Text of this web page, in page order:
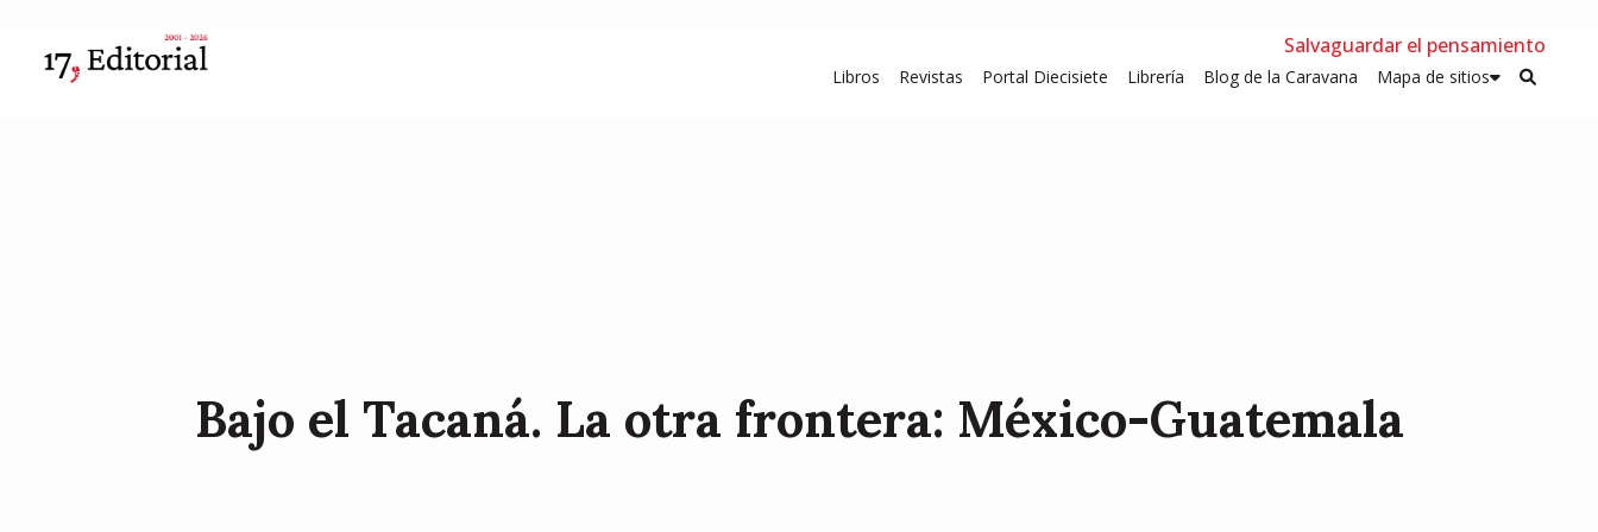
Salvaguardar el pensamiento
Libros Revistas Portal Diecisiete Librería Blog de la Caravana Mapa de sitios
Bajo el Tacaná. La otra frontera: México-Guatemala